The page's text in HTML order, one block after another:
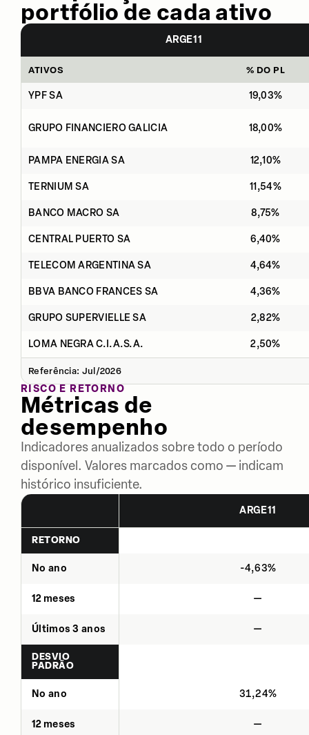
portfólio de cada ativo
ARGE11
ATIVOS % DO PL
YPF SA 19,03%
GRUPO FINANCIERO GALICIA 18,00%
PAMPA ENERGIA SA 12,10%
TERNIUM SA 11,54%
BANCO MACRO SA 8,75%
CENTRAL PUERTO SA 6,40%
TELECOM ARGENTINA SA 4,64%
BBVA BANCO FRANCES SA 4,36%
GRUPO SUPERVIELLE SA 2,82%
LOMA NEGRA C.I.A.S.A. 2,50%
Referência: Jul/2026
RISCO E RETORNO
Métricas de
desempenho
Indicadores anualizados sobre todo o período
disponível. Valores marcados como — indicam
histórico insuficiente.
ARGE11
RETORNO
No ano -4,63%
12 meses —
Últimos 3 anos —
DESVIO
PADRÃO
No ano 31,24%
12 meses —